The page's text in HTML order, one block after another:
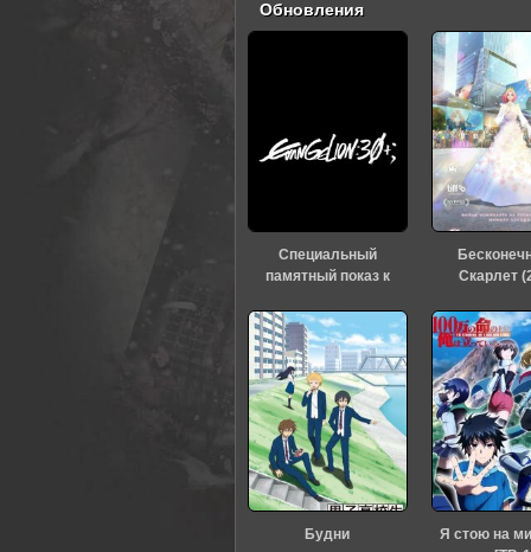
Обновления
Специальный
памятный показ к
«Евангелиона» (2026)
Скарлет
Будни
Я стою на